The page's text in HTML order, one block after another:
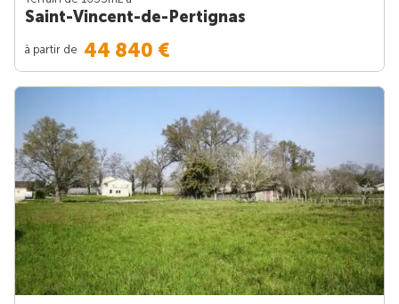
Saint-Vincent-de-Pertignas
à partir de 44 840 €